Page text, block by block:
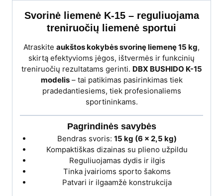
Svorinė liemenė K-15 – reguliuojama
treniruočių liemenė sportui
Atraskite aukštos kokybės svorinę liemenę 15 kg,
skirtą efektyvioms jėgos, ištvermės ir funkcinių
treniruočių rezultatams gerinti. DBX BUSHIDO K-15
modelis– tai patikimas pasirinkimas tiek
pradedantiesiems, tiek profesionaliems
sportininkams.
Pagrindinės savybės
Bendras svoris:15 kg (6 x 2,5 kg)
Kompaktiškas dizainas su plieno užpildu
Reguliuojamas dydis ir ilgis
Tinka įvairioms sporto šakoms
Patvari ir ilgaamžė konstrukcija